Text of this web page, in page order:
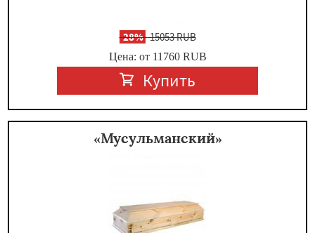
-28%15053 RUB
Цена: от 11760 RUB
Купить
«Мусульманский»